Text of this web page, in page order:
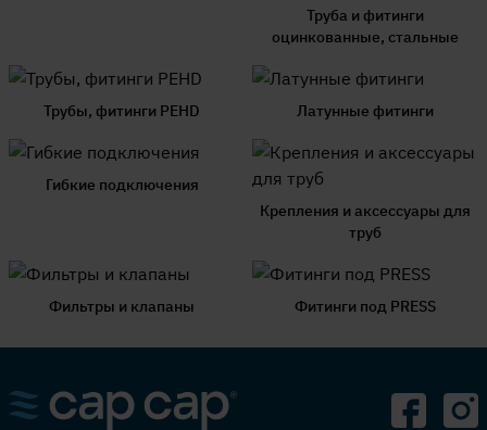
Труба и фитинги
оцинкованные, стальные
Трубы, фитинги PEHD Латунные фитинги
Гибкие подключения
Крепления и аксессуары для
труб
Фильтры и клапаны Фитинги под PRESS